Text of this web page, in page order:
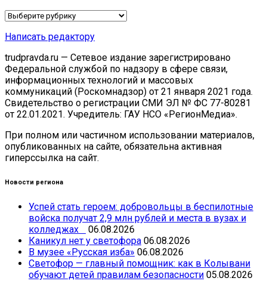
Рубрики
Написать редактору
trudpravda.ru — Сетевое издание зарегистрировано
Федеральной службой по надзору в сфере связи,
информационных технологий и массовых
коммуникаций (Роскомнадзор) от 21 января 2021 года.
Свидетельство о регистрации СМИ ЭЛ № ФС 77-80281
от 22.01.2021. Учредитель: ГАУ НСО «РегионМедиа».
При полном или частичном использовании материалов,
опубликованных на сайте, обязательна активная
гиперссылка на сайт.
Новости региона
Успей стать героем: добровольцы в беспилотные
войска получат 2,9 млн рублей и места в вузах и
колледжах
06.08.2026
Каникул нет у светофора 06.08.2026
В музее «Русская изба» 06.08.2026
Светофор — главный помощник: как в Колывани
обучают детей правилам безопасности 05.08.2026